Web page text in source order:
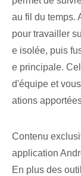
au fil du temps.
pour travailler
e isolée, puis
e principale.
d'équipe et
ations
Contenu
application
En plus des